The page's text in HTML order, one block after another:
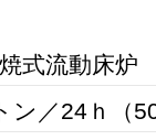
式流動床炉
ン／24ｈ（